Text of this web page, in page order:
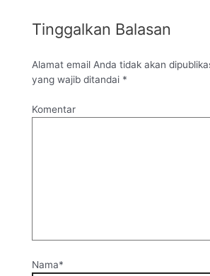
Tinggalkan Balasan
Alamat email Anda tidak akan
yang wajib ditandai *
Komentar
Nama*